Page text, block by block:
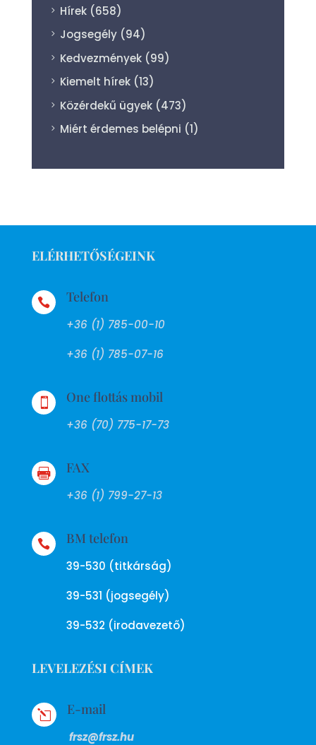
Hírek (658)
Jogsegély (94)
Kedvezmények (99)
Kiemelt hírek (13)
Közérdekű ügyek (473)
Miért érdemes belépni (1)
ELÉRHETŐSÉGEINK
 Telefon
+36 (1) 785-00-10
+36 (1) 785-07-16
 One flottás mobil
+36 (70) 775-17-73
 FAX
+36 (1) 799-27-13
 BM telefon
39-530 (titkárság)
39-531 (jogsegély)
39-532 (irodavezető)
LEVELEZÉSI CÍMEK
l E-mail
frsz@frsz.hu